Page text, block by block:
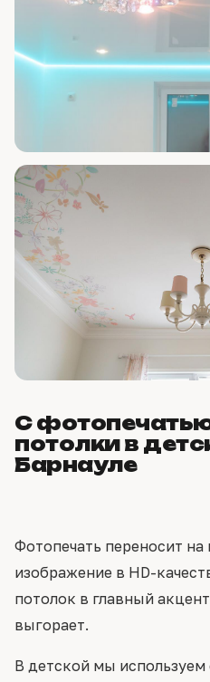
С
потолки в
Барнауле
Фотопечать переносит
изображение в HD-
потолок в главный
выгорает.
В детской мы